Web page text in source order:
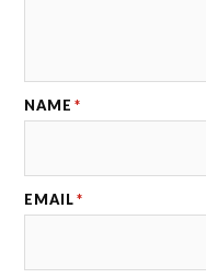
NAME *
EMAIL *